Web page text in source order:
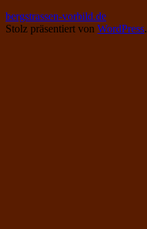
bergstrassen-vorbild.de
Stolz präsentiert von WordPress.